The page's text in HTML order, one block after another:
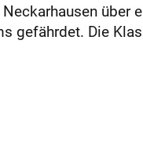
über
gefährdet. Die